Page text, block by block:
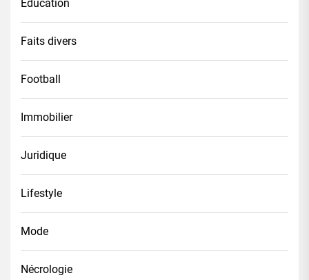
Éducation
Faits divers
Football
Immobilier
Juridique
Lifestyle
Mode
Nécrologie